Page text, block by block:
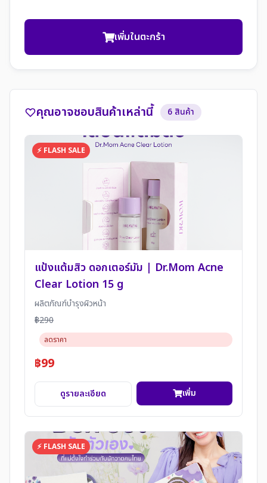
เพิ่มในตะกร้า
คุณอาจชอบสินค้าเหล่านี้ 6 สินค้า
⚡ FLASH SALE
แป้งแต้มสิว ดอกเตอร์มัม | Dr.Mom Acne
Clear Lotion 15 g
ผลิตภัณฑ์บำรุงผิวหน้า
฿290
ลดราคา
฿99
ดูรายละเอียด เพิ่ม
⚡ FLASH SALE